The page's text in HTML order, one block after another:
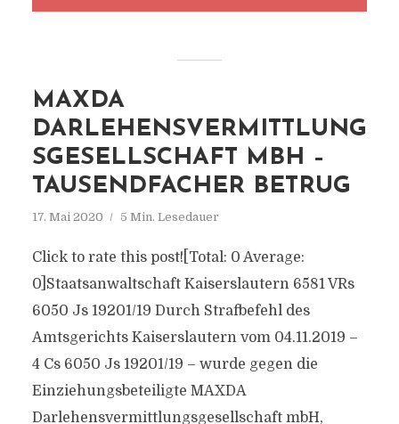
MAXDA
DARLEHENSVERMITTLUNG
SGESELLSCHAFT MBH –
TAUSENDFACHER BETRUG
17. Mai 2020 5 Min. Lesedauer
Click to rate this post![Total: 0 Average:
0]Staatsanwaltschaft Kaiserslautern 6581 VRs
6050 Js 19201/19 Durch Strafbefehl des
Amtsgerichts Kaiserslautern vom 04.11.2019 –
4 Cs 6050 Js 19201/19 – wurde gegen die
Einziehungsbeteiligte MAXDA
Darlehensvermittlungsgesellschaft mbH,